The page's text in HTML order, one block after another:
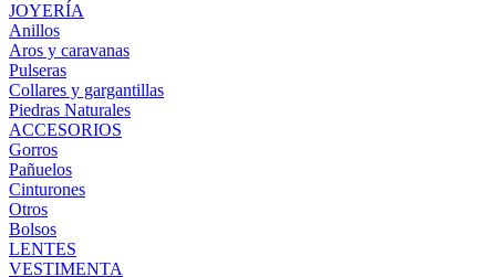
JOYERÍA
Anillos
Aros y caravanas
Pulseras
Collares y gargantillas
Piedras Naturales
ACCESORIOS
Gorros
Pañuelos
Cinturones
Otros
Bolsos
LENTES
VESTIMENTA